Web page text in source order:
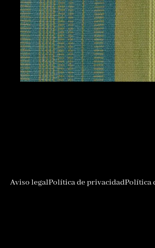
Aviso legalPolítica de privacidadPolítica